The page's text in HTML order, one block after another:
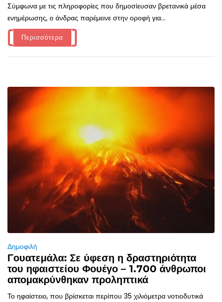
Σύμφωνα με τις πληροφορίες που δημοσίευσαν βρετανικά μέσα
ενημέρωσης, ο άνδρας παρέμεινε στην οροφή για...
Περισσότερα
Δημοφιλή
Γουατεμάλα: Σε ύφεση η δραστηριότητα
του ηφαιστείου Φουέγο – 1.700 άνθρωποι
απομακρύνθηκαν προληπτικά
Το ηφαίστειο, που βρίσκεται περίπου 35 χιλιόμετρα νοτιοδυτικά